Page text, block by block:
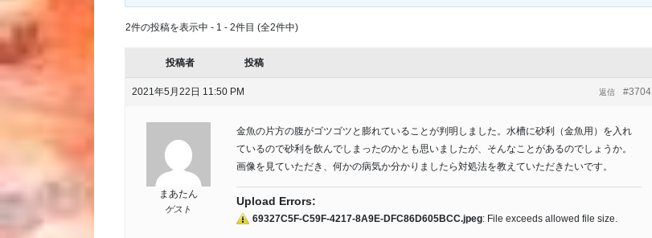
2件の投稿を表示中 - 1 - 2件目 (全2件中)
投稿者 投稿
2021年5月22日 11:50 PM #3704
返信
まあたん
ゲスト
金魚の片方の腹がゴツゴツと膨れていることが判明しました。水槽に砂利（金魚用）を入れ
ているので砂利を飲んでしまったのかとも思いましたが、そんなことがあるのでしょうか。
画像を見ていただき、何かの病気か分かりましたら対処法を教えていただきたいです。
Upload Errors:
69327C5F-C59F-4217-8A9E-DFC86D605BCC.jpeg: File exceeds allowed file size.